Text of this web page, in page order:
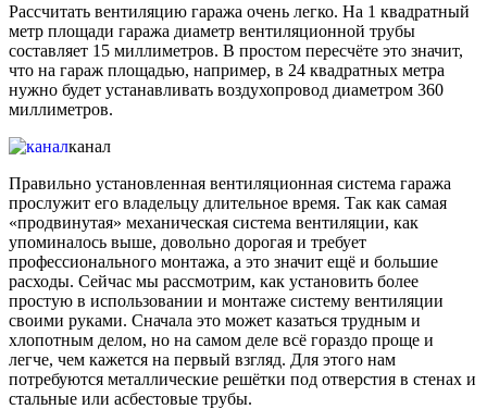
Рассчитать вентиляцию гаража очень легко. На 1 квадратный
метр площади гаража диаметр вентиляционной трубы
составляет 15 миллиметров. В простом пересчёте это значит,
что на гараж площадью, например, в 24 квадратных метра
нужно будет устанавливать воздухопровод диаметром 360
миллиметров.
канал
Правильно установленная вентиляционная система гаража
прослужит его владельцу длительное время. Так как самая
«продвинутая» механическая система вентиляции, как
упоминалось выше, довольно дорогая и требует
профессионального монтажа, а это значит ещё и большие
расходы. Сейчас мы рассмотрим, как установить более
простую в использовании и монтаже систему вентиляции
своими руками. Сначала это может казаться трудным и
хлопотным делом, но на самом деле всё гораздо проще и
легче, чем кажется на первый взгляд. Для этого нам
потребуются металлические решётки под отверстия в стенах и
стальные или асбестовые трубы.